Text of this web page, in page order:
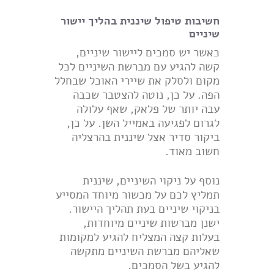
חשיבות טיפול שיננית בהליך יישור
שיניים
כאשר יש סמכים ליישור שיניים,
קשה להגיע עם מברשת השיניים לכל
מקום ולסלק את שיירי האוכל שבחלל
הפה. על כן, נוטה להצטבר שכבה
עבה יותר של פלאק, שאף עלולה
לגרום לפגיעה באמייל השן. על כן,
ביקור סדיר אצל שיננית בהרצליה
חשוב מאוד.
נוסף על ניקוי השיניים, שיננית
תמליץ לכם על מכשור מיוחד המסייע
בניקוי שיניים בעת תהליך היישור.
ישנן מברשות שיניים מיוחדות,
בעלות קצה המצליח להגיע למקומות
שאליהם מברשת השיניים מתקשה
להגיע בשל הסמכים.